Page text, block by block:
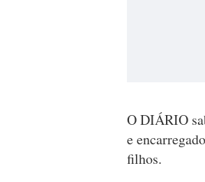
O DIÁRIO
e
filhos.